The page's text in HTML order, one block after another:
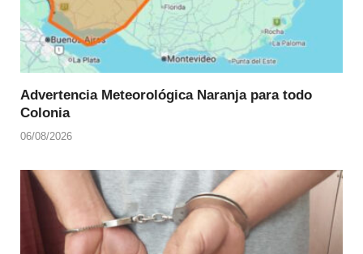
Advertencia Meteorológica Naranja para todo
Colonia
06/08/2026